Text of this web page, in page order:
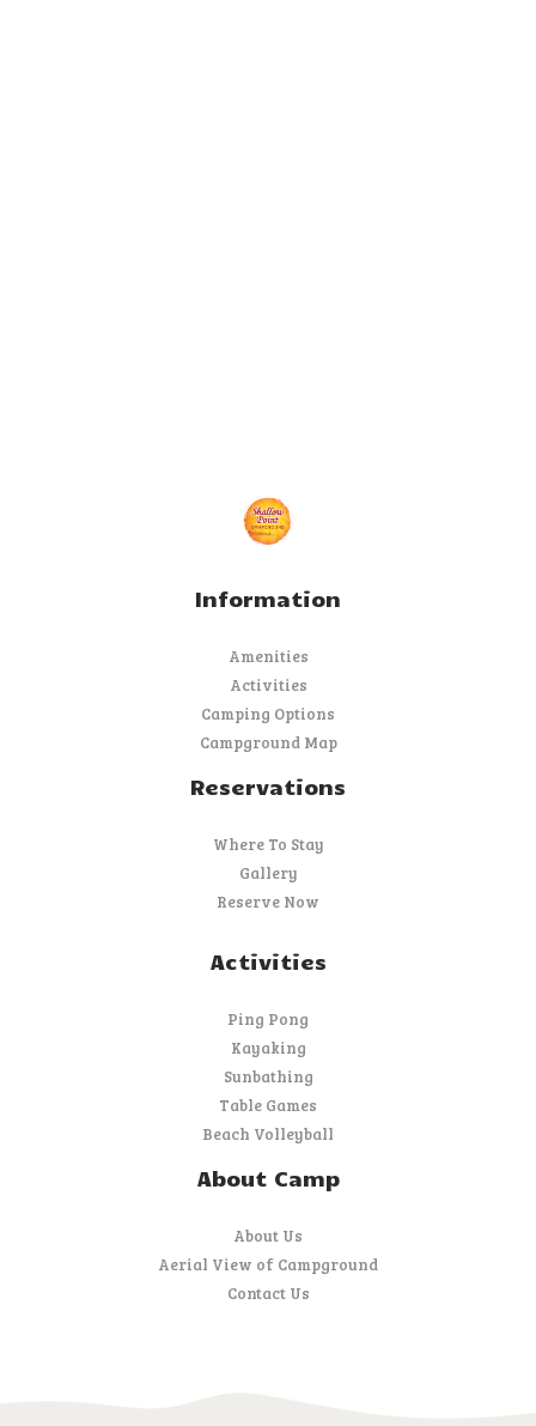
Information
Amenities
Activities
Camping Options
Campground Map
Reservations
Where To Stay
Gallery
Reserve Now
Activities
Ping Pong
Kayaking
Sunbathing
Table Games
Beach Volleyball
About Camp
About Us
Aerial View of Campground
Contact Us